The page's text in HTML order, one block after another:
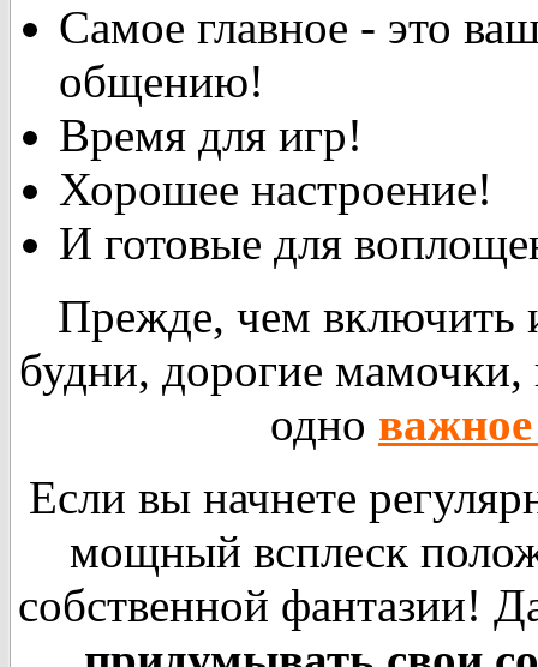
Самое главное - это
общению!
Время для игр!
Хорошее настроение!
И готовые для
Прежде, чем включить
будни, дорогие мамочки,
одно
Если вы начнете
мощный всплеск
собственной фантазии!